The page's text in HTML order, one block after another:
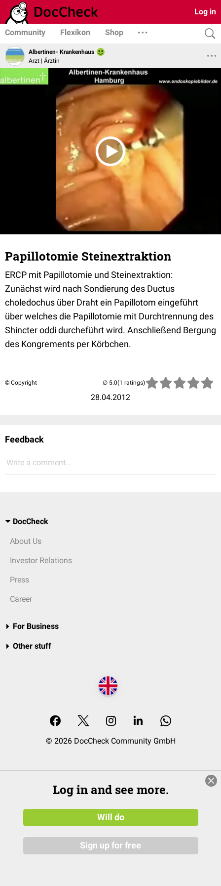
Log in
Community Flexikon Shop
Albertinen- Krankenhaus
Arzt | Ärztin
Papillotomie Steinextraktion
ERCP mit Papillotomie und Steinextraktion:
Zunächst wird nach Sondierung des Ductus
choledochus über Draht ein Papillotom eingeführt
über welches die Papillotomie mit Durchtrennung des
Shincter oddi durcheführt wird. Anschließend Bergung
des Kongrements per Körbchen.
© Copyright
28.04.2012
(1 ratings)
Feedback
Write a comment...
DocCheck
About Us
Investor Relations
Press
Career
For Business
Other stuff
© 2026 DocCheck Community GmbH
Log in and see more.
Will do
Sign up for free